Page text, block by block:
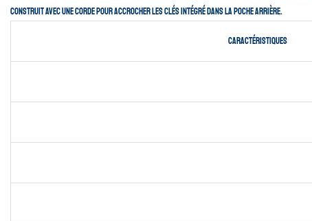
Construit avec une corde pour accrocher les clés intégré dans la poche arrière.
Caractéristiques